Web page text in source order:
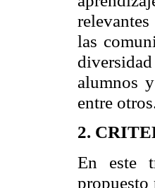
las
alumnos
entre
2.
En este
propuesto